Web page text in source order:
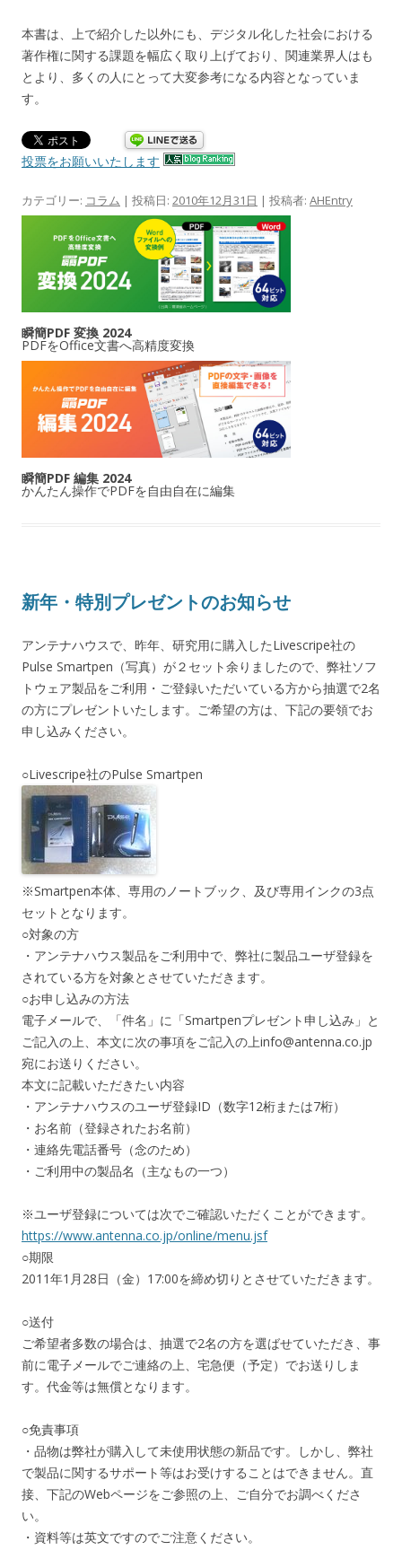
本書は、上で紹介した以外にも、デジタル化した社会における
著作権に関する課題を幅広く取り上げており、関連業界人はも
とより、多くの人にとって大変参考になる内容となっていま
す。
投票をお願いいたします
カテゴリー: コラム | 投稿日: 2010年12月31日 | 投稿者: AHEntry
瞬簡PDF 変換 2024
PDFをOffice文書へ高精度変換
瞬簡PDF 編集 2024
かんたん操作でPDFを自由自在に編集
新年・特別プレゼントのお知らせ
アンテナハウスで、昨年、研究用に購入したLivescripe社の
Pulse Smartpen（写真）が２セット余りましたので、弊社ソフ
トウェア製品をご利用・ご登録いただいている方から抽選で2名
の方にプレゼントいたします。ご希望の方は、下記の要領でお
申し込みください。
○Livescripe社のPulse Smartpen
※Smartpen本体、専用のノートブック、及び専用インクの3点
セットとなります。
○対象の方
・アンテナハウス製品をご利用中で、弊社に製品ユーザ登録を
されている方を対象とさせていただきます。
○お申し込みの方法
電子メールで、「件名」に「Smartpenプレゼント申し込み」と
ご記入の上、本文に次の事項をご記入の上info@antenna.co.jp
宛にお送りください。
本文に記載いただきたい内容
・アンテナハウスのユーザ登録ID（数字12桁または7桁）
・お名前（登録されたお名前）
・連絡先電話番号（念のため）
・ご利用中の製品名（主なもの一つ）
※ユーザ登録については次でご確認いただくことができます。
https://www.antenna.co.jp/online/menu.jsf
○期限
2011年1月28日（金）17:00を締め切りとさせていただきます。
○送付
ご希望者多数の場合は、抽選で2名の方を選ばせていただき、事
前に電子メールでご連絡の上、宅急便（予定）でお送りしま
す。代金等は無償となります。
○免責事項
・品物は弊社が購入して未使用状態の新品です。しかし、弊社
で製品に関するサポート等はお受けすることはできません。直
接、下記のWebページをご参照の上、ご自分でお調べくださ
い。
・資料等は英文ですのでご注意ください。